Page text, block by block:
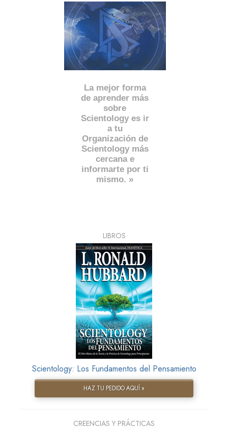
La mejor forma
de aprender más
sobre
Scientology es ir
a tu
Organización de
Scientology más
cercana e
informarte por ti
mismo. »
LIBROS
Scientology: Los Fundamentos del Pensamiento
HAZ TU PEDIDO AQUÍ »
CREENCIAS Y PRÁCTICAS